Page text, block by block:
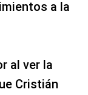
a la
al ver la
Cristián